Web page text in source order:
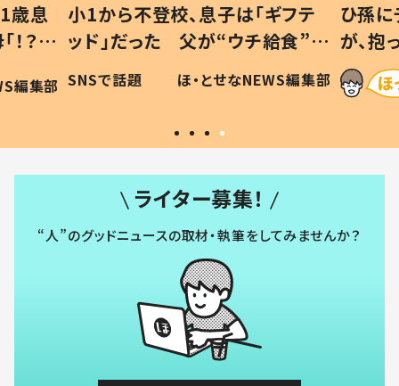
歳息
？」
編集部
小1から不登校、息子は「ギフテ
ッド」だった 父が“ウチ給食”を
作り続ける理由とは #令和の親
#令和の子
SNSで話題 ほ・とせなNEWS編集部
ひ孫
が、
「涙が
い」
ライター募集！
“人”のグッドニュースの取材・執筆をしてみませんか？